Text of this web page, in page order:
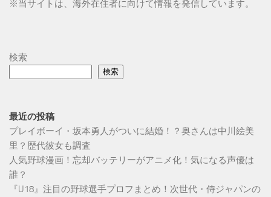
※当サイトは、海外在住者に向けて情報を発信しています。
検索
検索
最近の投稿
プレイボーイ・坂本勇人がついに結婚！？奥さんは中川絵美
里？歴代彼女も調査
人気野球漫画！忘却バッテリーがアニメ化！気になる声優は
誰？
『U18』注目の野球選手プロフまとめ！次世代・侍ジャパンの